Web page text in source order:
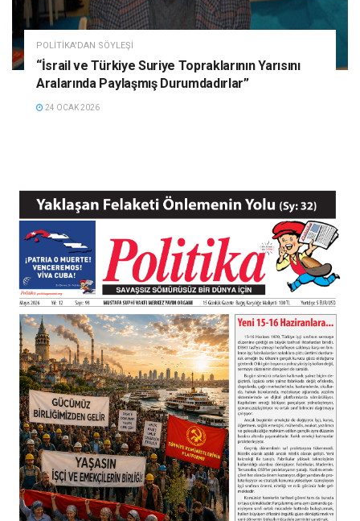
POLITIKA'DAN SÖYLEŞI
“İsrail ve Türkiye Suriye Topraklarının Yarısını
Aralarında Paylaşmış Durumdadırlar”
24 OCAK 2026